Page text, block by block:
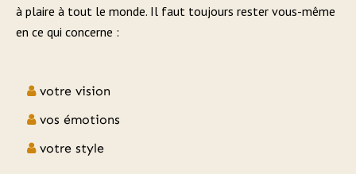
à plaire à tout le monde. Il faut toujours rester vous-même
en ce qui concerne :
votre vision
vos émotions
votre style